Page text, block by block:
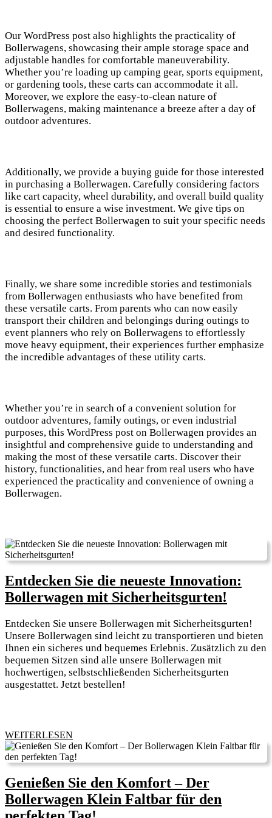
Our WordPress post also highlights the practicality of
Bollerwagens, showcasing their ample storage space and
adjustable handles for comfortable maneuverability.
Whether you’re loading up camping gear, sports equipment,
or gardening tools, these carts can accommodate it all.
Moreover, we explore the easy-to-clean nature of
Bollerwagens, making maintenance a breeze after a day of
outdoor adventures.
Additionally, we provide a buying guide for those interested
in purchasing a Bollerwagen. Carefully considering factors
like cart capacity, wheel durability, and overall build quality
is essential to ensure a wise investment. We give tips on
choosing the perfect Bollerwagen to suit your specific needs
and desired functionality.
Finally, we share some incredible stories and testimonials
from Bollerwagen enthusiasts who have benefited from
these versatile carts. From parents who can now easily
transport their children and belongings during outings to
event planners who rely on Bollerwagens to effortlessly
move heavy equipment, their experiences further emphasize
the incredible advantages of these utility carts.
Whether you’re in search of a convenient solution for
outdoor adventures, family outings, or even industrial
purposes, this WordPress post on Bollerwagen provides an
insightful and comprehensive guide to understanding and
making the most of these versatile carts. Discover their
history, functionalities, and hear from real users who have
experienced the practicality and convenience of owning a
Bollerwagen.
Entdecken Sie die neueste Innovation:
Bollerwagen mit Sicherheitsgurten!
die
neueste
Entdecken Sie unsere Bollerwagen mit Sicherheitsgurten!
Unsere Bollerwagen sind leicht zu transportieren und bieten
Ihnen ein sicheres und bequemes Erlebnis. Zusätzlich zu den
bequemen Sitzen sind alle unsere Bollerwagen mit
hochwertigen, selbstschließenden Sicherheitsgurten
ausgestattet. Jetzt bestellen!
WEITERLESEN
Genießen Sie den Komfort – Der
Bollerwagen Klein Faltbar für den